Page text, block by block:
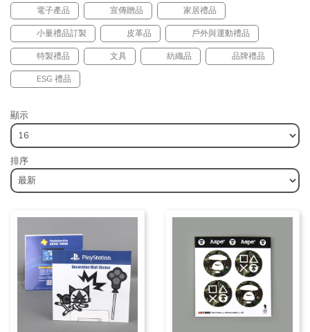
電子產品 宣傳贈品 家居禮品
小量禮品訂製 皮革品 戶外與運動禮品
特製禮品 文具 紡織品 品牌禮品
ESG 禮品
顯示
排序